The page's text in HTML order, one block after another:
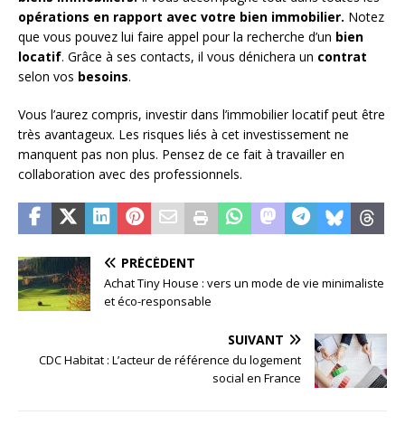
opérations en rapport avec votre bien immobilier. Notez
que vous pouvez lui faire appel pour la recherche d’un bien
locatif. Grâce à ses contacts, il vous dénichera un contrat
selon vos besoins.
Vous l’aurez compris, investir dans l’immobilier locatif peut être
très avantageux. Les risques liés à cet investissement ne
manquent pas non plus. Pensez de ce fait à travailler en
collaboration avec des professionnels.
PRÉCÉDENT
Achat Tiny House : vers un mode de vie minimaliste
et éco-responsable
SUIVANT
CDC Habitat : L’acteur de référence du logement
social en France